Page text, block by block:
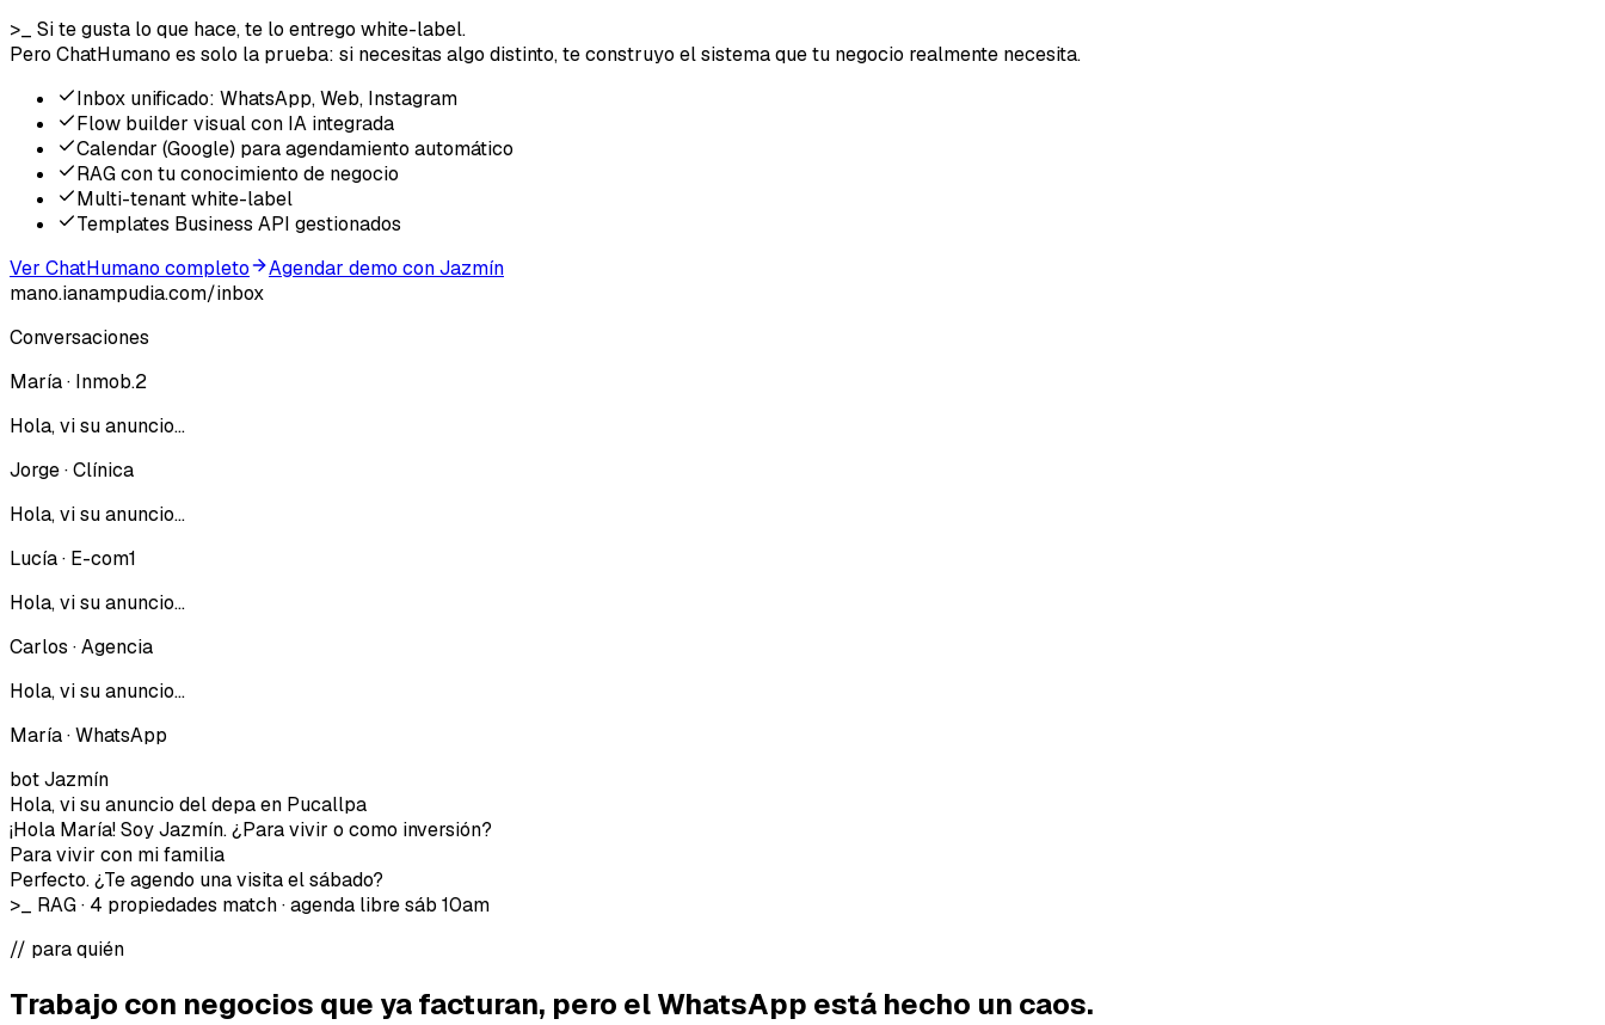
>_ Si te gusta lo que hace, te lo entrego white-label.
Pero ChatHumano es solo la prueba: si necesitas algo distinto, te construyo el sistema que tu negocio realmente necesita.
Inbox unificado: WhatsApp, Web, Instagram
Flow builder visual con IA integrada
Calendar (Google) para agendamiento automático
RAG con tu conocimiento de negocio
Multi-tenant white-label
Templates Business API gestionados
Ver ChatHumano completo
Agendar demo con Jazmín
mano.ianampudia.com/inbox
Conversaciones
María · Inmob.2
Hola, vi su anuncio…
Jorge · Clínica
Hola, vi su anuncio…
Lucía · E-com1
Hola, vi su anuncio…
Carlos · Agencia
Hola, vi su anuncio…
María · WhatsApp
bot Jazmín
Hola, vi su anuncio del depa en Pucallpa
¡Hola María! Soy Jazmín. ¿Para vivir o como inversión?
Para vivir con mi familia
Perfecto. ¿Te agendo una visita el sábado?
>_ RAG · 4 propiedades match · agenda libre sáb 10am
// para quién
Trabajo con negocios que yafacturan, pero el WhatsApp está hecho un caos.